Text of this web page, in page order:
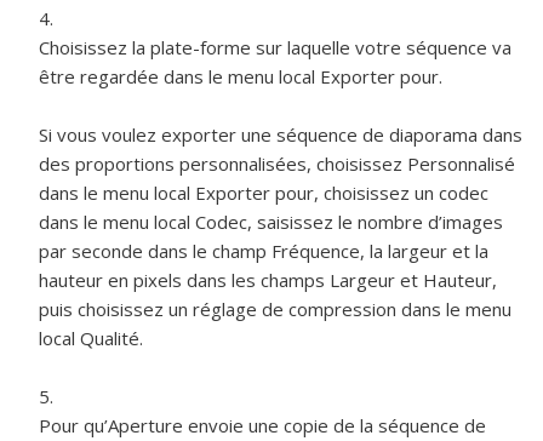
Choisissez la plate-forme sur laquelle votre séquence va
être regardée dans le menu local Exporter pour.
Si vous voulez exporter une séquence de diaporama dans
des proportions personnalisées, choisissez Personnalisé
dans le menu local Exporter pour, choisissez un codec
dans le menu local Codec, saisissez le nombre d’images
par seconde dans le champ Fréquence, la largeur et la
hauteur en pixels dans les champs Largeur et Hauteur,
puis choisissez un réglage de compression dans le menu
local Qualité.
Pour qu’Aperture envoie une copie de la séquence de